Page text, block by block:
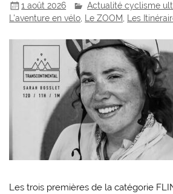
1 août 2026 Actualité cyclisme
L'aventure en vélo, Le ZOOM, Les
Les trois premières de la catégorie